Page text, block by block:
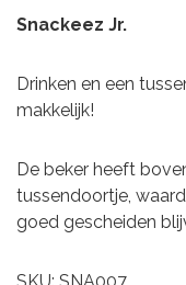
Snackeez Jr.
Drinken en een
makkelijk!
De beker heeft
tussendoortje,
goed gescheiden